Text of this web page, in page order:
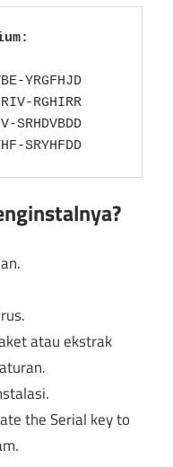
YRGFHJD
RGHIRR
SRHDVBDD
SRYHFDD
atau ekstrak
the Serial key to
.